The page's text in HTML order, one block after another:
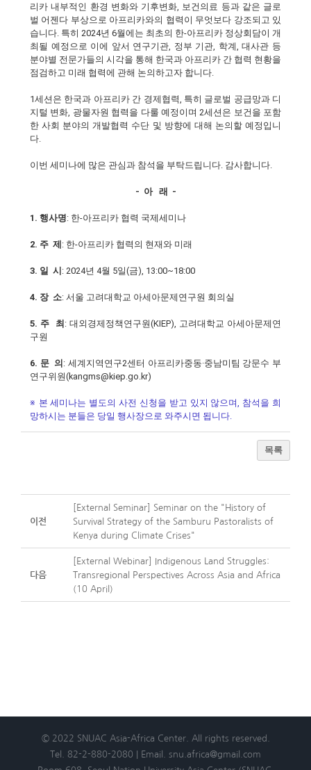
리카 내부적인 환경 변화와 기후변화, 보건의료 등과 같은 글로
벌 어젠다 부상으로 아프리카와의 협력이 무엇보다 강조되고 있
습니다. 특히 2024년 6월에는 최초의 한-아프리카 정상회담이 개
최될 예정으로 이에 앞서 연구기관, 정부 기관, 학계, 대사관 등
분야별 전문가들의 시각을 통해 한국과 아프리카 간 협력 현황을
점검하고 미래 협력에 관해 논의하고자 합니다.
1세션은 한국과 아프리카 간 경제협력, 특히 글로벌 공급망과 디
지털 변화, 광물자원 협력을 다룰 예정이며 2세션은 보건을 포함
한 사회 분야의 개발협력 수단 및 방향에 대해 논의할 예정입니
다.
이번 세미나에 많은 관심과 참석을 부탁드립니다. 감사합니다.
- 아 래 -
1. 행사명: 한-아프리카 협력 국제세미나
2. 주 제 : 한-아프리카 협력의 현재와 미래
3. 일 시 : 2024년 4월 5일(금), 13:00~18:00
4. 장 소: 서울 고려대학교 아세아문제연구원 회의실
5. 주 최 : 대외경제정책연구원(KIEP), 고려대학교 아세아문제연
구원
6. 문 의 : 세계지역연구2센터 아프리카중동·중남미팀 강문수 부
연구위원(kangms@kiep.go.kr)
※ 본 세미나는 별도의 사전 신청을 받고 있지 않으며, 참석을 희
망하시는 분들은 당일 행사장으로 와주시면 됩니다.
목록
이전
[External Seminar] Seminar on the "History of
Survival Strategy of the Samburu Pastoralists of
Kenya during Climate Crises"
다음
[External Webinar] Indigenous Land Struggles:
Transregional Perspectives Across Asia and Africa
(10 April)
© 2022 SNUAC Asia-Africa Center. All rights reserved.
Tel. 82-2-880-2080 | Email. snu.africa@gmail.com